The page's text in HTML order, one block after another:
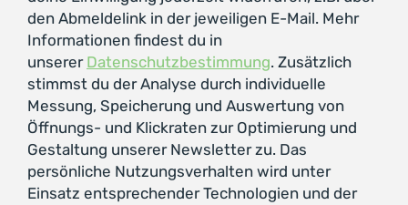
den Abmeldelink in der jeweiligen E-Mail. Mehr
Informationen findest du in
unserer Datenschutzbestimmung. Zusätzlich
stimmst du der Analyse durch individuelle
Messung, Speicherung und Auswertung von
Öffnungs- und Klickraten zur Optimierung und
Gestaltung unserer Newsletter zu. Das
persönliche Nutzungsverhalten wird unter
Einsatz entsprechender Technologien und der